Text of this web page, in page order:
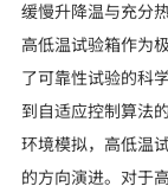
缓慢升降温与充分
高低温试验箱作为
了可靠性试验的科
到自适应控制算法
环境模拟，高低温
的方向演进。对于